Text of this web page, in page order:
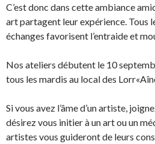
C’est donc dans cette ambiance
art partagent leur expérience. Tous
échanges favorisent l’entraide et
Nos ateliers débutent le 10
tous les mardis au local des
Si vous avez l’âme d’un artiste,
désirez vous initier à un art ou un
artistes vous guideront de leurs